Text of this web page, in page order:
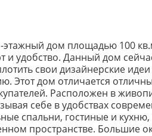
дом площадью 100
удобство. Данный дом
свои дизайнерские
что
Расположен в
в удобствах современной жизни.
спальни, гостиные и
пространстве. Большие